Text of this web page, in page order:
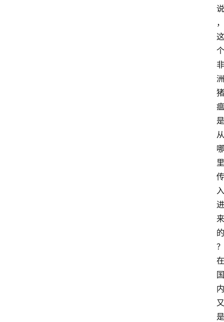
说
，
这
个
非
洲
猪
瘟
是
从
哪
里
传
入
进
来
的
？
在
国
内
又
是